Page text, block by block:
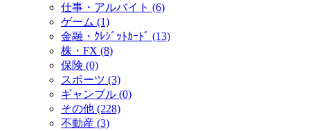
仕事・アルバイト (6)
ゲーム (1)
金融・ｸﾚｼﾞｯﾄｶｰﾄﾞ (13)
株・FX (8)
保険 (0)
スポーツ (3)
ギャンブル (0)
その他 (228)
不動産 (3)